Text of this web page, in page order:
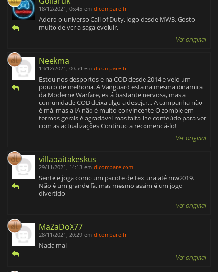
18/12/2021, 06:45 em dlcompare.fr
Adoro o universo Call of Duty, jogo desde MW3. Gosto
muito de ver a saga evoluir.
Ver original
Neekma
13/12/2021, 00:54 em dlcompare.fr
Estou nos desportos e na COD desde 2014 e vejo um
pouco de melhoria. A Vanguard está na mesma dinâmica
da Moderne Warfare, está bastante nervosa, mas a
comunidade COD deixa algo a desejar... A campanha não
é má, mas a IA não é muito convincente O zombie em
termos gerais é agradável mas falta-lhe conteúdo para ver
com as actualizações Continuo a recomendá-lo!
Ver original
villapaitakeskus
29/11/2021, 14:13 em dlcompare.com
Sente e joga como um pacote de textura até mw2019.
Não é um grande fã, mas mesmo assim é um jogo
divertido
Ver original
MaZaDoX77
28/11/2021, 20:29 em dlcompare.fr
Nada mal
Ver original